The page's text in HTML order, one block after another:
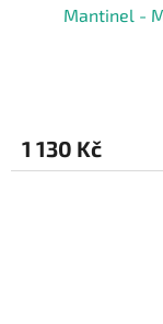
Mantinel -
1 130 Kč